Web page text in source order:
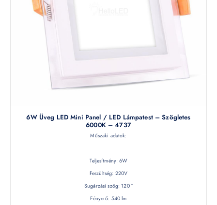
6W Üveg LED Mini Panel / LED Lámpatest – Szögletes
6000K – 4737
Műszaki adatok:
Teljesítmény: 6W
Feszültség: 220V
Sugárzási szög: 120 °
Fényerő: 540 lm